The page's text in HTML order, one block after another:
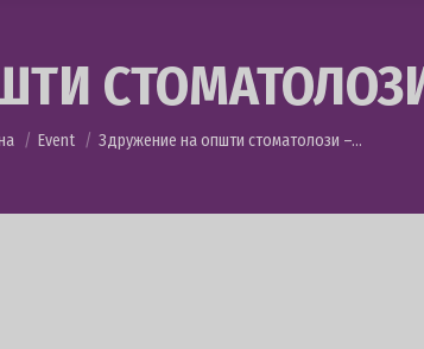
here:Event Здружение на општи стоматолози –…